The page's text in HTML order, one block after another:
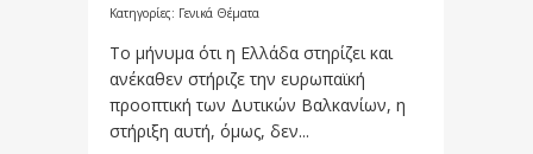
Κατηγορίες: Γενικά Θέματα
Τo μήνυμα ότι η Ελλάδα στηρίζει και
ανέκαθεν στήριζε την ευρωπαϊκή
προοπτική των Δυτικών Βαλκανίων, η
στήριξη αυτή, όμως, δεν...